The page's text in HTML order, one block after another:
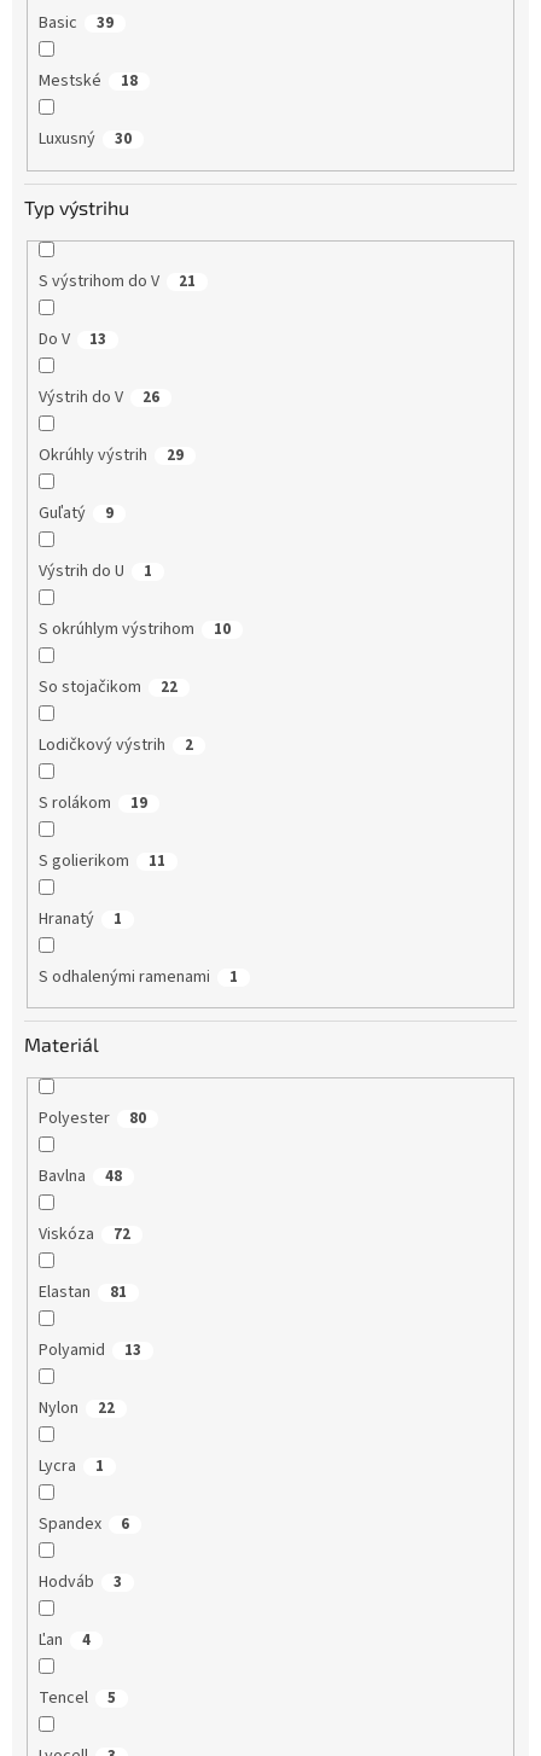
Basic 39
Mestské 18
Luxusný 30
Typ výstrihu
S výstrihom do V 21
Do V 13
Výstrih do V 26
Okrúhly výstrih 29
Guľatý 9
Výstrih do U 1
S okrúhlym výstrihom 10
So stojačikom 22
Lodičkový výstrih 2
S rolákom 19
S golierikom 11
Hranatý 1
S odhalenými ramenami 1
Materiál
Polyester 80
Bavlna 48
Viskóza 72
Elastan 81
Polyamid 13
Nylon 22
Lycra 1
Spandex 6
Hodváb 3
Ľan 4
Tencel 5